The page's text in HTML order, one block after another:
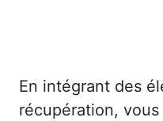
En intégrant des
récupération,